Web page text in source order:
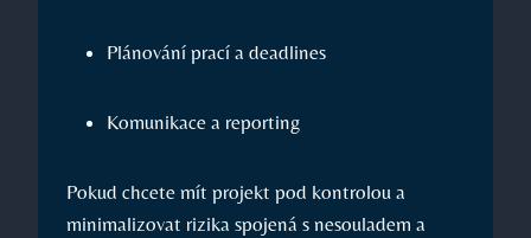
Plánování prací a deadlines
Komunikace a reporting
Pokud chcete mít projekt pod kontrolou a
minimalizovat rizika spojená s nesouladem a